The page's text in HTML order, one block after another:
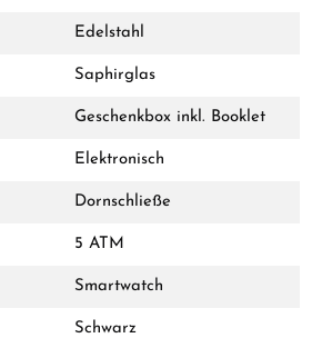
Edelstahl
Saphirglas
Geschenkbox inkl. Booklet
Elektronisch
Dornschließe
5 ATM
Smartwatch
Schwarz